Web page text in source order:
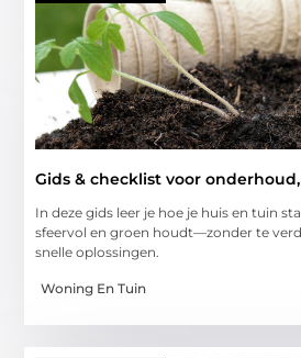
Gids & checklist voor
In deze gids leer je hoe je huis en tuin
sfeervol en groen houdt—zonder te
snelle oplossingen.
Woning En Tuin